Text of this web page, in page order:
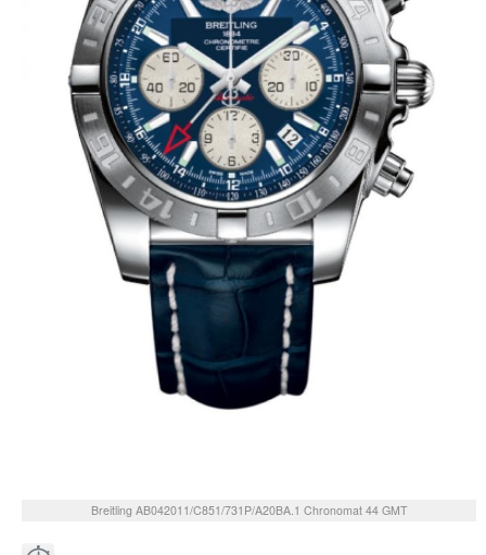
Breitling AB042011/C851/731P/A20BA.1 Chronomat 44 GMT